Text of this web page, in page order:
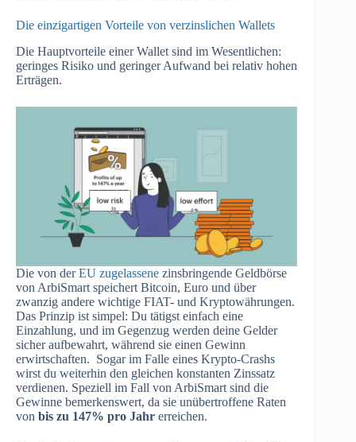
Die einzigartigen Vorteile von verzinslichen Wallets
Die Hauptvorteile einer Wallet sind im Wesentlichen:
geringes Risiko und geringer Aufwand bei relativ hohen
Erträgen.
Die von derEU zugelassene zinsbringende Geldbörse
von ArbiSmart speichert Bitcoin, Euro und über
zwanzig andere wichtige FIAT- und Kryptowährungen.
Das Prinzip ist simpel: Du tätigst einfach eine
Einzahlung, und im Gegenzug werden deine Gelder
sicher aufbewahrt, während sie einen Gewinn
erwirtschaften. Sogar im Falle eines Krypto-Crashs
wirst du weiterhin den gleichen konstanten Zinssatz
verdienen. Speziell im Fall von ArbiSmart sind die
Gewinne bemerkenswert, da sie unübertroffene Raten
von bis zu 147% pro Jahr erreichen.